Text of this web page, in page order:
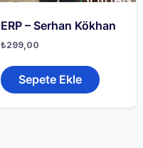
ERP – Serhan Kökhan
₺299,00
Sepete Ekle